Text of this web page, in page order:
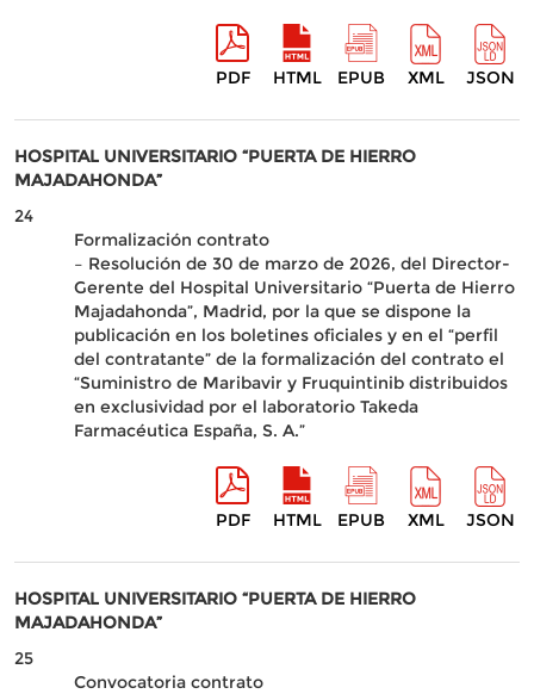
PDF HTML EPUB XML JSON
HOSPITAL UNIVERSITARIO “PUERTA DE HIERRO
MAJADAHONDA”
24
Formalización contrato
– Resolución de 30 de marzo de 2026, del Director-
Gerente del Hospital Universitario “Puerta de Hierro
Majadahonda”, Madrid, por la que se dispone la
publicación en los boletines oficiales y en el “perfil
del contratante” de la formalización del contrato el
“Suministro de Maribavir y Fruquintinib distribuidos
en exclusividad por el laboratorio Takeda
Farmacéutica España, S. A.”
PDF HTML EPUB XML JSON
HOSPITAL UNIVERSITARIO “PUERTA DE HIERRO
MAJADAHONDA”
25
Convocatoria contrato